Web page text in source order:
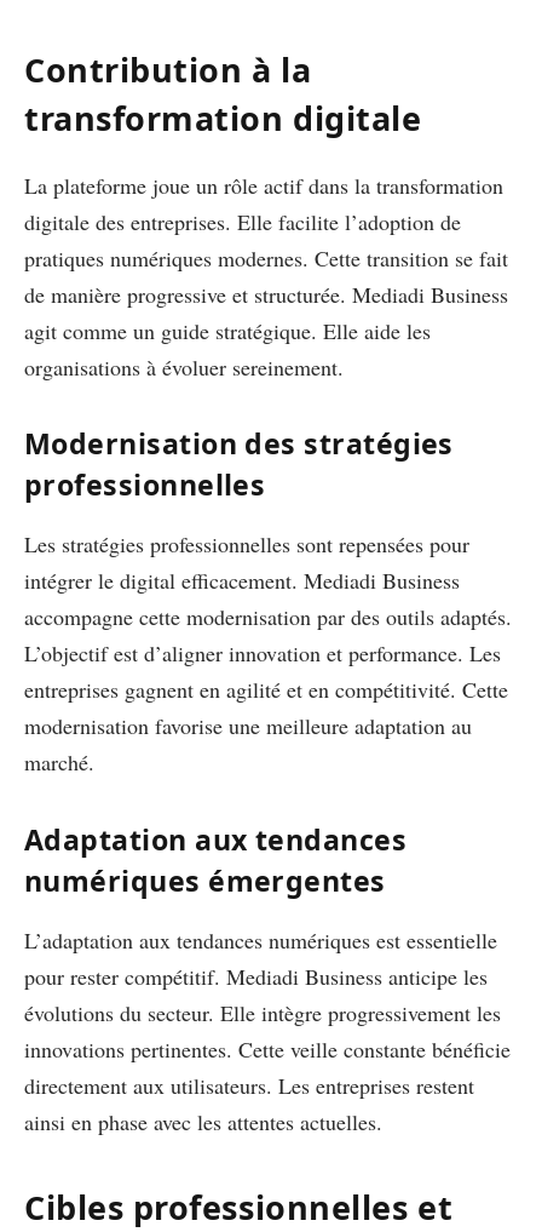
Contribution à la
transformation digitale
La plateforme joue un rôle actif dans la transformation
digitale des entreprises. Elle facilite l’adoption de
pratiques numériques modernes. Cette transition se fait
de manière progressive et structurée. Mediadi Business
agit comme un guide stratégique. Elle aide les
organisations à évoluer sereinement.
Modernisation des stratégies
professionnelles
Les stratégies professionnelles sont repensées pour
intégrer le digital efficacement. Mediadi Business
accompagne cette modernisation par des outils adaptés.
L’objectif est d’aligner innovation et performance. Les
entreprises gagnent en agilité et en compétitivité. Cette
modernisation favorise une meilleure adaptation au
marché.
Adaptation aux tendances
numériques émergentes
L’adaptation aux tendances numériques est essentielle
pour rester compétitif. Mediadi Business anticipe les
évolutions du secteur. Elle intègre progressivement les
innovations pertinentes. Cette veille constante bénéficie
directement aux utilisateurs. Les entreprises restent
ainsi en phase avec les attentes actuelles.
Cibles professionnelles et